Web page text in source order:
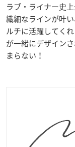
ラブ・ライナー史
繊細なラインが叶
ルチに活躍してく
が一緒にデザイン
まらない！